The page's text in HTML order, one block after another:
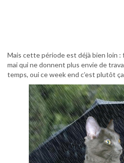
Mais cette période est déjà bien loin :
mai qui ne donnent plus envie de
temps, oui ce week end c’est plutôt